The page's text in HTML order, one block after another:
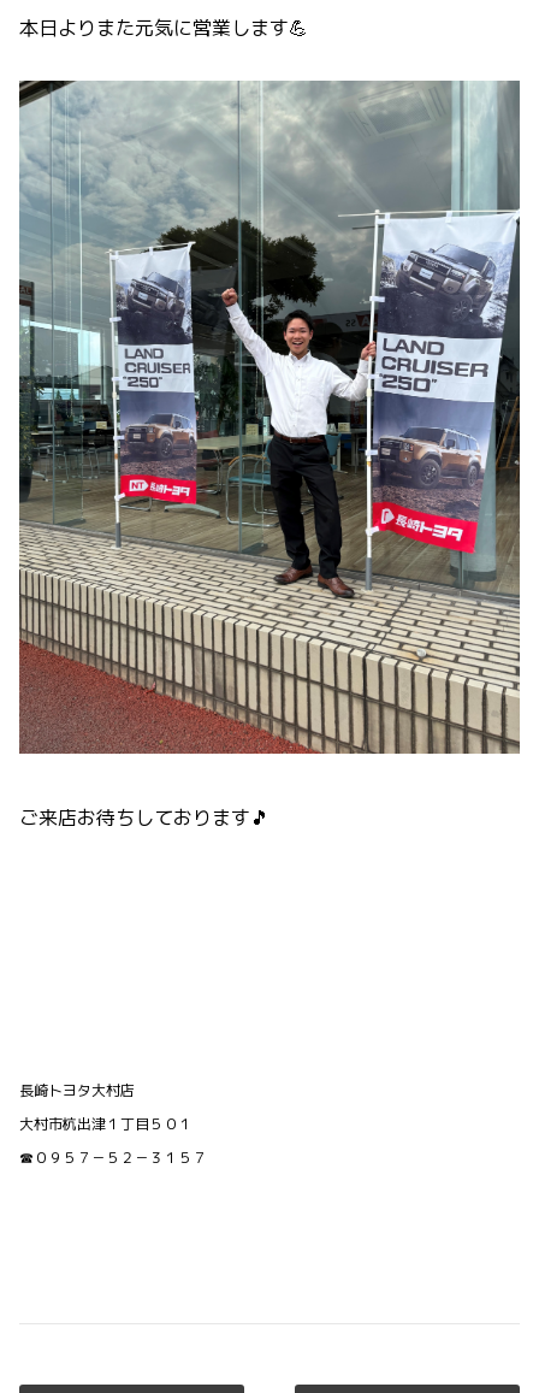
本日よりまた元気に営業します💪
ご来店お待ちしております🎵
長崎トヨタ大村店
大村市杭出津１丁目５０１
☎０９５７－５２－３１５７